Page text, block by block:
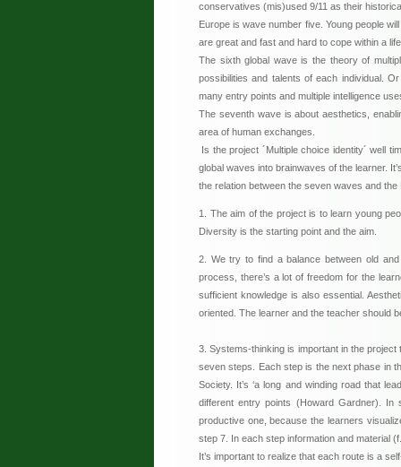
conservatives (mis)used 9/11 as their
Europe is wave number five. Young people
are great and fast and hard to cope within a
The sixth global wave is the theory of
possibilities and talents of each individual.
many entry points and multiple intelligence
The seventh wave is about aesthetics,
area of human exchanges.
Is the project ´Multiple choice identity´ well
global waves into brainwaves of the learner.
the relation between the seven waves and
1. The aim of the project is to learn young
Diversity is the starting point and the aim.
2. We try to find a balance between old
process, there’s a lot of freedom for the
sufficient knowledge is also essential.
oriented. The learner and the teacher should
3. Systems-thinking is important in the
seven steps. Each step is the next phase in
Society. It’s ‘a long and winding road that
different entry points (Howard Gardner).
productive one, because the learners
step 7. In each step information and material
It’s important to realize that each route is a